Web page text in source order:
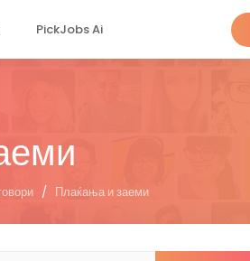
PickJobs Ai
/ Плаќања и заеми